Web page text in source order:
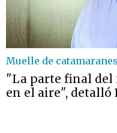
Muelle de catamaranes
"La parte final
en el aire",